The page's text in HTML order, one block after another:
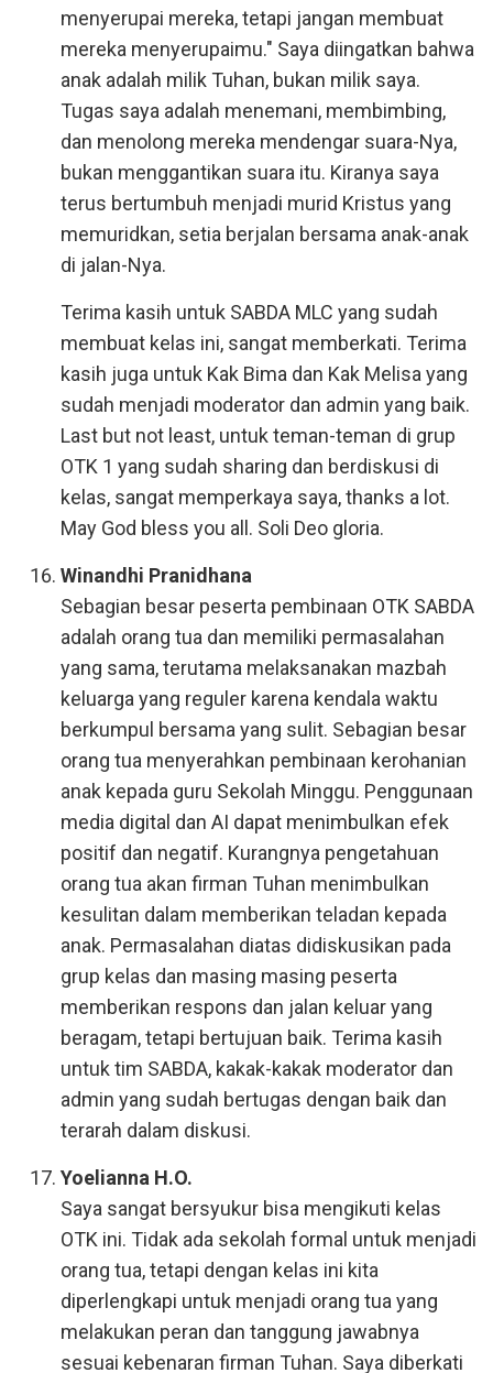
menyerupai mereka, tetapi jangan membuat
mereka menyerupaimu." Saya diingatkan bahwa
anak adalah milik Tuhan, bukan milik saya.
Tugas saya adalah menemani, membimbing,
dan menolong mereka mendengar suara-Nya,
bukan menggantikan suara itu. Kiranya saya
terus bertumbuh menjadi murid Kristus yang
memuridkan, setia berjalan bersama anak-anak
di jalan-Nya.
Terima kasih untuk SABDA MLC yang sudah
membuat kelas ini, sangat memberkati. Terima
kasih juga untuk Kak Bima dan Kak Melisa yang
sudah menjadi moderator dan admin yang baik.
Last but not least, untuk teman-teman di grup
OTK 1 yang sudah sharing dan berdiskusi di
kelas, sangat memperkaya saya, thanks a lot.
May God bless you all. Soli Deo gloria.
Winandhi Pranidhana
Sebagian besar peserta pembinaan OTK SABDA
adalah orang tua dan memiliki permasalahan
yang sama, terutama melaksanakan mazbah
keluarga yang reguler karena kendala waktu
berkumpul bersama yang sulit. Sebagian besar
orang tua menyerahkan pembinaan kerohanian
anak kepada guru Sekolah Minggu. Penggunaan
media digital dan AI dapat menimbulkan efek
positif dan negatif. Kurangnya pengetahuan
orang tua akan firman Tuhan menimbulkan
kesulitan dalam memberikan teladan kepada
anak. Permasalahan diatas didiskusikan pada
grup kelas dan masing masing peserta
memberikan respons dan jalan keluar yang
beragam, tetapi bertujuan baik. Terima kasih
untuk tim SABDA, kakak-kakak moderator dan
admin yang sudah bertugas dengan baik dan
terarah dalam diskusi.
Yoelianna H.O.
Saya sangat bersyukur bisa mengikuti kelas
OTK ini. Tidak ada sekolah formal untuk menjadi
orang tua, tetapi dengan kelas ini kita
diperlengkapi untuk menjadi orang tua yang
melakukan peran dan tanggung jawabnya
sesuai kebenaran firman Tuhan. Saya diberkati